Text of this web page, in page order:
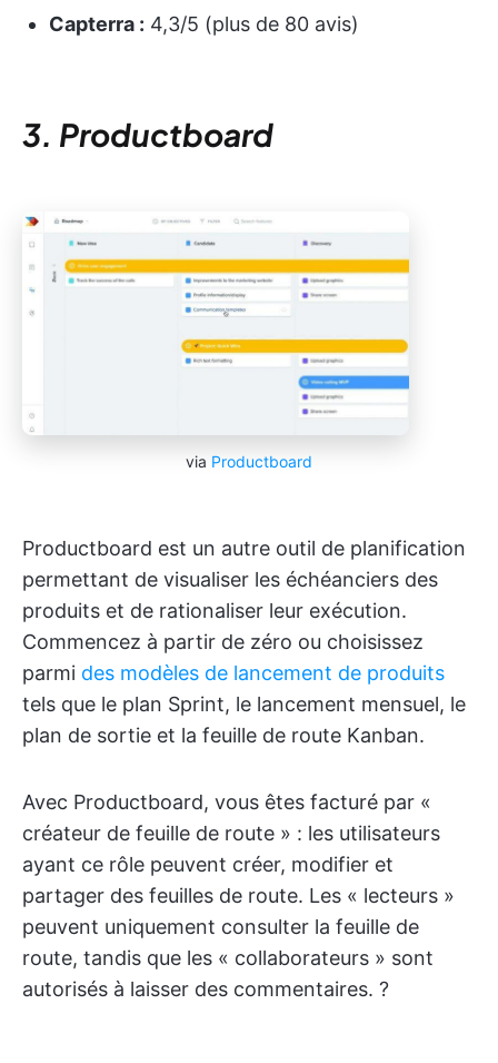
Capterra : 4,3/5 (plus de 80 avis)
3. Productboard
via Productboard
Productboard est un autre outil de planification
permettant de visualiser les échéanciers des
produits et de rationaliser leur exécution.
Commencez à partir de zéro ou choisissez
parmi des modèles de lancement de produits
tels que le plan Sprint, le lancement mensuel, le
plan de sortie et la feuille de route Kanban.
Avec Productboard, vous êtes facturé par «
créateur de feuille de route » : les utilisateurs
ayant ce rôle peuvent créer, modifier et
partager des feuilles de route. Les « lecteurs »
peuvent uniquement consulter la feuille de
route, tandis que les « collaborateurs » sont
autorisés à laisser des commentaires. ?